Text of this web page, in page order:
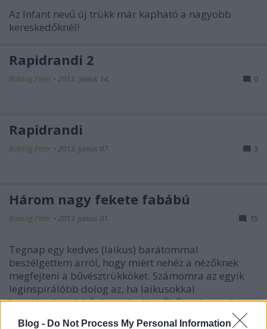
Blog - Do Not Process My Personal Information
Az Infant nevű új trükk már kapható a nagyobb
kereskedőknél!
Rapidrandi 2
Boldog Péter • 2013. június 14. 0
Rapidrandi
Boldog Péter • 2013. június 07. 3
Három nagy fekete fabábú
Boldog Péter • 2013. június 01. 15
Tegnap egy kedves (laikus) barátommal
beszélgettem arról, hogy miért nehéz a nézőknek
megfejteni a bűvésztrükköket. Számomra az egyik
leginspirálóbb dolog az, ha laikusokkal
beszélgethetek bűvészetelméletről. Egyrészt azért,
mert ilyenkor van egy olyan csiklandós, jó érzés…